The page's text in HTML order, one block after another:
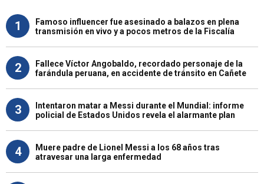
1
Famoso influencer fue asesinado a balazos en plena
transmisión en vivo y a pocos metros de la Fiscalía
2
Fallece Víctor Angobaldo, recordado personaje de la
farándula peruana, en accidente de tránsito en Cañete
3
Intentaron matar a Messi durante el Mundial: informe
policial de Estados Unidos revela el alarmante plan
4
Muere padre de Lionel Messi a los 68 años tras
atravesar una larga enfermedad